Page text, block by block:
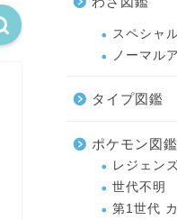
スペシャ
ノーマル
タイプ図鑑
ポケモン図鑑
レジェン
世代不明
第1世代